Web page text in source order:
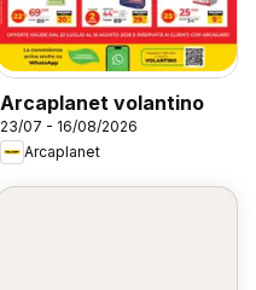
Arcaplanet volantino
23/07 - 16/08/2026
Arcaplanet